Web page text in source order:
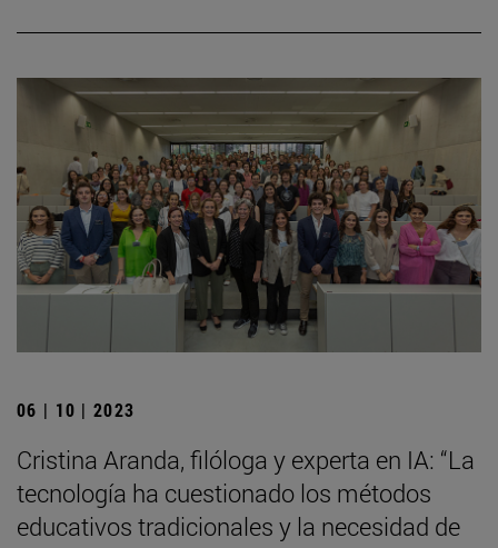
06 | 10 | 2023
Cristina Aranda, filóloga y experta en IA: “La
tecnología ha cuestionado los métodos
educativos tradicionales y la necesidad de